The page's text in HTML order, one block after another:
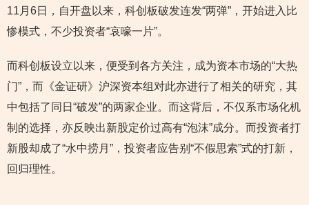
11月6日，自开盘以来，科创板破发连发“两弹”，开始进入比
惨模式，不少投资者“哀嚎一片”。
而科创板设立以来，便受到各方关注，成为资本市场的“大热
门”，而《金证研》沪深资本组对此亦进行了相关的研究，其
中包括了同日“破发”的两家企业。而这背后，不仅系市场化机
制的选择，亦反映出新股定价过高有“泡沫”成分。而投资者打
新股却成了“水中捞月”，投资者应告别“不假思索”式的打新，
回归理性。